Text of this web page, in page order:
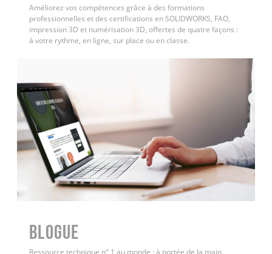
Améliorez vos compétences grâce à des formations
professionnelles et des certifications en SOLIDWORKS, FAO,
impression 3D et numérisation 3D, offertes de quatre façons :
à votre rythme, en ligne, sur place ou en classe.
BLOGUE